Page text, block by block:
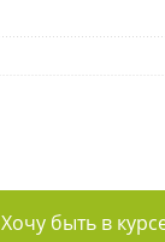
Хочу быть в